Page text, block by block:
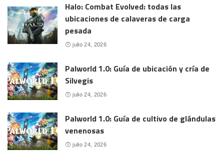
Halo: Combat Evolved: todas las
ubicaciones de calaveras de carga
pesada
julio 24, 2026
Palworld 1.0: Guía de ubicación y cría de
Silvegis
julio 24, 2026
Palworld 1.0: Guía de cultivo de glándulas
venenosas
julio 24, 2026